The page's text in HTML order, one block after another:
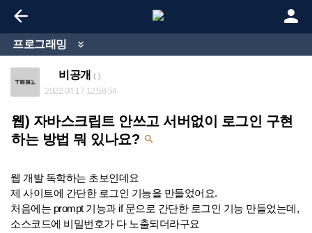
 
프로그래밍 
비공개 ( )
2022.04.17 12:58:54
웹) 자바스크립트 안쓰고 서버없이 로그인 구현
하는 방법 뭐 있나요? 
웹 개발 독학하는 초보인데요
제 사이트에 간단한 로그인 기능을 만들었어요.
처음에는 prompt 기능과 if 문으로 간단한 로그인 기능 만들었는데,
소스코드에 비밀번호가 다 노출되더라구요